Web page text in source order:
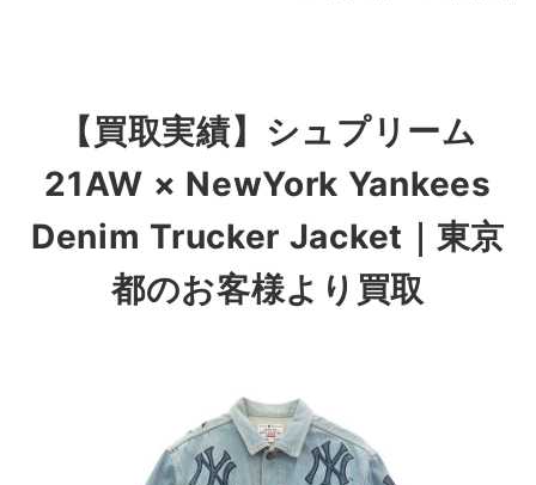
【買取実績】 シュプリーム
21AW × NewYork Yankees
Denim Trucker Jacket ｜東京
都のお客様より買取